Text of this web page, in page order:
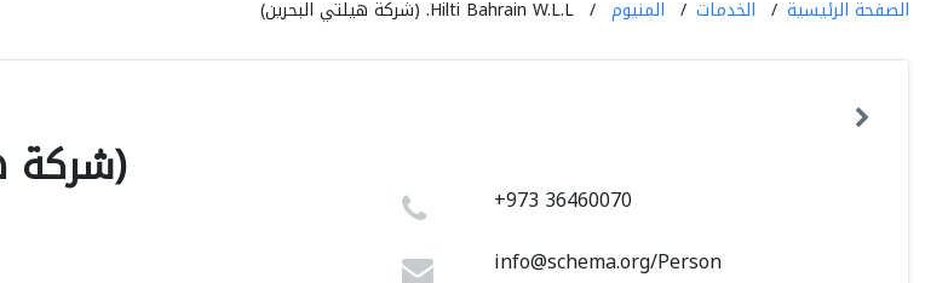
الصفحة الرئيسية الخدمات المنيوم Hilti Bahrain W.L.L. (شركة هيلتي البحرين)
Hilti Bahrain W.L.L. (شركة هيلتي البحرين)
+973 36460070
info@schema.org/Person